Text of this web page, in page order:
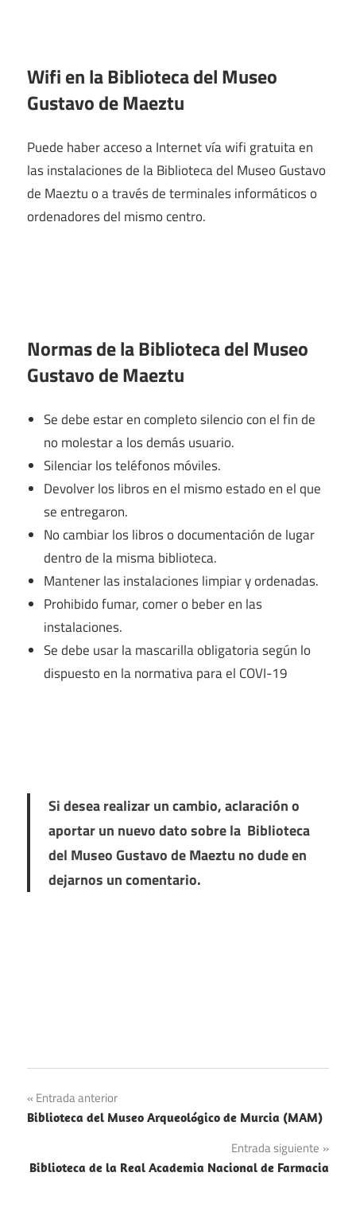
Wifi en laBiblioteca del Museo
Gustavo de Maeztu
Puede haber acceso a Internet vía wifi gratuita en
las instalaciones de la Biblioteca del Museo Gustavo
de Maeztu o a través de terminales informáticos o
ordenadores del mismo centro.
Normas de la Biblioteca del Museo
Gustavo de Maeztu
Se debe estar en completo silencio con el fin de
no molestar a los demás usuario.
Silenciar los teléfonos móviles.
Devolver los libros en el mismo estado en el que
se entregaron.
No cambiar los libros o documentación de lugar
dentro de la misma biblioteca.
Mantener las instalaciones limpiar y ordenadas.
Prohibido fumar, comer o beber en las
instalaciones.
Se debe usar la mascarilla obligatoria según lo
dispuesto en la normativa para el COVI-19
Si desea realizar un cambio, aclaración o
aportar un nuevo dato sobre la Biblioteca
del Museo Gustavo de Maeztu no dude en
dejarnos un comentario.
Navegación
de
entradas
Entrada anterior
Biblioteca del Museo Arqueológico de Murcia (MAM)
Entrada siguiente
Biblioteca de la Real Academia Nacional de Farmacia